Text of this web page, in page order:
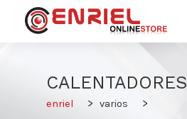
CALENTADORES
enriel
varios